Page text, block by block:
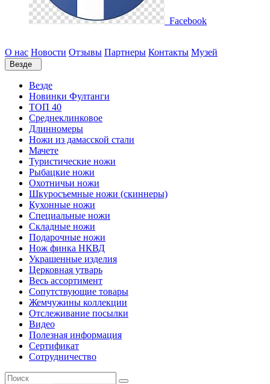
Facebook
О нас Новости Отзывы Партнеры Контакты Музей
Везде
Везде
Новинки Фултанги
ТОП 40
Среднеклинковое
Длинномеры
Ножи из дамасской стали
Мачете
Туристические ножи
Рыбацкие ножи
Охотничьи ножи
Шкуросъемные ножи (скиннеры)
Кухонные ножи
Специальные ножи
Складные ножи
Подарочные ножи
Нож финка НКВД
Украшенные изделия
Церковная утварь
Весь ассортимент
Сопутствующие товары
Жемчужины коллекции
Отслеживание посылки
Видео
Полезная информация
Сертификат
Сотрудничество